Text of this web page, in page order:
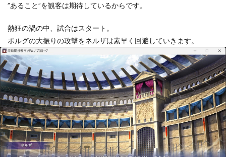
”あること”を観客は期待しているからです。
熱狂の渦の中、試合はスタート。
ボルグの大振りの攻撃をネルザは素早く回避していきます。